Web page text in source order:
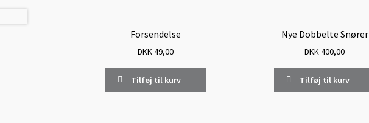
Forsendelse
DKK49,00
Tilføj til kurv
Nye Dobbelte Snører
DKK400,00
Tilføj til kurv